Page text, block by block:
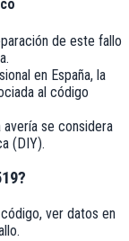
de este fallo
.
en España, la
al código
avería se considera
(DIY).
ver datos en